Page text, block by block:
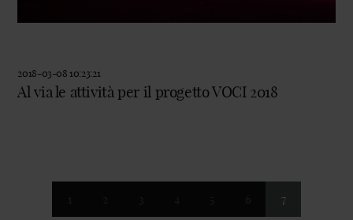
2018-03-08 10:23:21
Al via le attività per il progetto VOCI 2018
7